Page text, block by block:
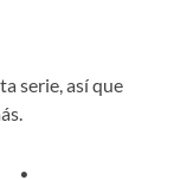
serie, así que